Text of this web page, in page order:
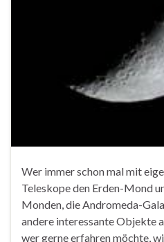
Wer immer schon mal mit
Teleskope den Erden-Mond
Monden, die Andromeda-
andere interessante Objekte
wer gerne erfahren möchte,